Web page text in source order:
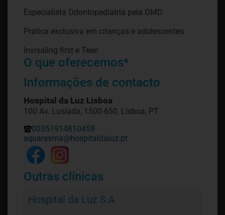
Especialista Odontopediatria pela OMD
Pratica exclusiva em crianças e adolescentes
O que oferecemos*
Informações de contacto
Hospital da Luz Lisboa
100 Av. Lusíada, 1500-650, Lisboa, PT
00351914810458
squaresma@hospitaldaluz.pt
Outras clínicas
Hospital da Luz S.A